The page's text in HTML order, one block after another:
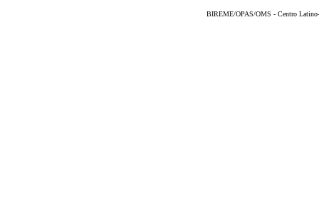
BIREME/OPAS/OMS - Centro Latino-